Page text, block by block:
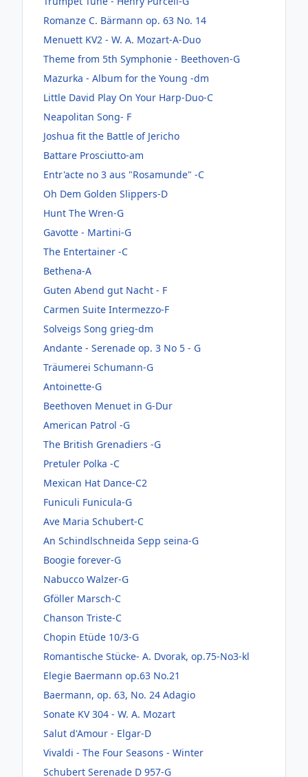
Romanze C. Bärmann op. 63 No. 14
Menuett KV2 - W. A. Mozart-A-Duo
Theme from 5th Symphonie - Beethoven-G
Mazurka - Album for the Young -dm
Little David Play On Your Harp-Duo-C
Neapolitan Song- F
Joshua fit the Battle of Jericho
Battare Prosciutto-am
Entr'acte no 3 aus "Rosamunde" -C
Oh Dem Golden Slippers-D
Hunt The Wren-G
Gavotte - Martini-G
The Entertainer -C
Bethena-A
Guten Abend gut Nacht - F
Carmen Suite Intermezzo-F
Solveigs Song grieg-dm
Andante - Serenade op. 3 No 5 - G
Träumerei Schumann-G
Antoinette-G
Beethoven Menuet in G-Dur
American Patrol -G
The British Grenadiers -G
Pretuler Polka -C
Mexican Hat Dance-C2
Funiculi Funicula-G
Ave Maria Schubert-C
An Schindlschneida Sepp seina-G
Boogie forever-G
Nabucco Walzer-G
Gföller Marsch-C
Chanson Triste-C
Chopin Etüde 10/3-G
Romantische Stücke- A. Dvorak, op.75-No3-kl
Elegie Baermann op.63 No.21
Baermann, op. 63, No. 24 Adagio
Sonate KV 304 - W. A. Mozart
Salut d'Amour - Elgar-D
Vivaldi - The Four Seasons - Winter
Schubert Serenade D 957-G